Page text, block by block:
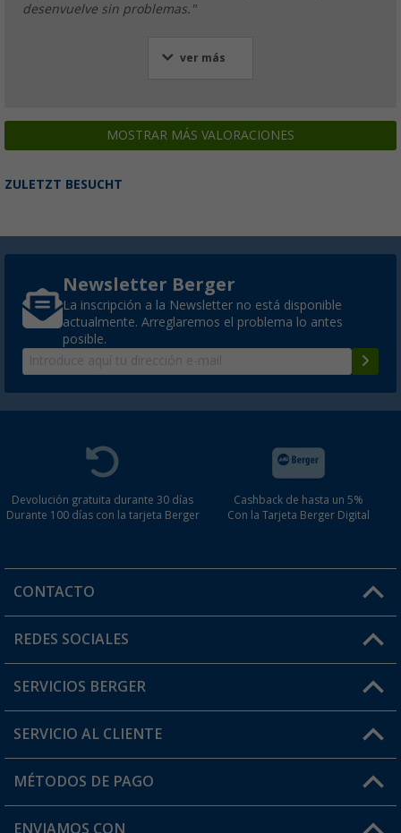
desenvuelve sin problemas."
ver más
MOSTRAR MÁS VALORACIONES
ZULETZT BESUCHT
Newsletter Berger
La inscripción a la Newsletter no está disponible
actualmente. Arreglaremos el problema lo antes
posible.
Devolución gratuita durante 30 días
Durante 100 días con la tarjeta Berger
Cashback de hasta un 5%
Con la Tarjeta Berger Digital
CONTACTO
Horario de atención al cliente:
¿Tienes alguna duda?
REDES SOCIALES
SERVICIOS BERGER
Conviértete en distribuidor
Mi cuenta
SERVICIO AL CLIENTE
FAQ y Contacto
Información de envío
MÉTODOS DE PAGO
ENVIAMOS CON